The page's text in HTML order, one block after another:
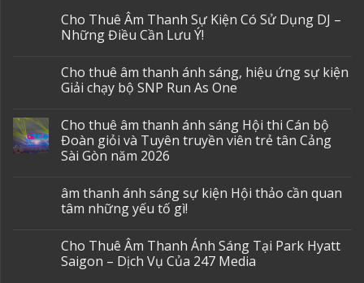
Cho Thuê Âm Thanh Sự Kiện Có Sử Dụng DJ –
Những Điều Cần Lưu Ý!
Cho thuê âm thanh ánh sáng, hiệu ứng sự kiện
Giải chạy bộ SNP Run As One
Cho thuê âm thanh ánh sáng Hội thi Cán bộ
Đoàn giỏi và Tuyên truyền viên trẻ tân Cảng
Sài Gòn năm 2026
âm thanh ánh sáng sự kiện Hội thảo cần quan
tâm những yếu tố gì!
Cho Thuê Âm Thanh Ánh Sáng Tại Park Hyatt
Saigon – Dịch Vụ Của 247 Media